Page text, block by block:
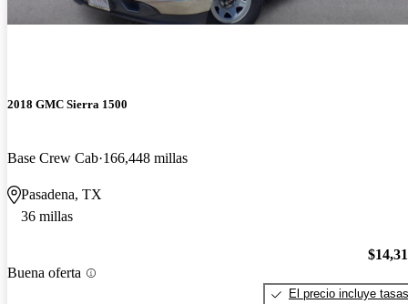
2018 GMC Sierra 1500
Base Crew Cab 166,448 millas
Pasadena, TX
36 millas
Buena oferta
El precio incluye tasas